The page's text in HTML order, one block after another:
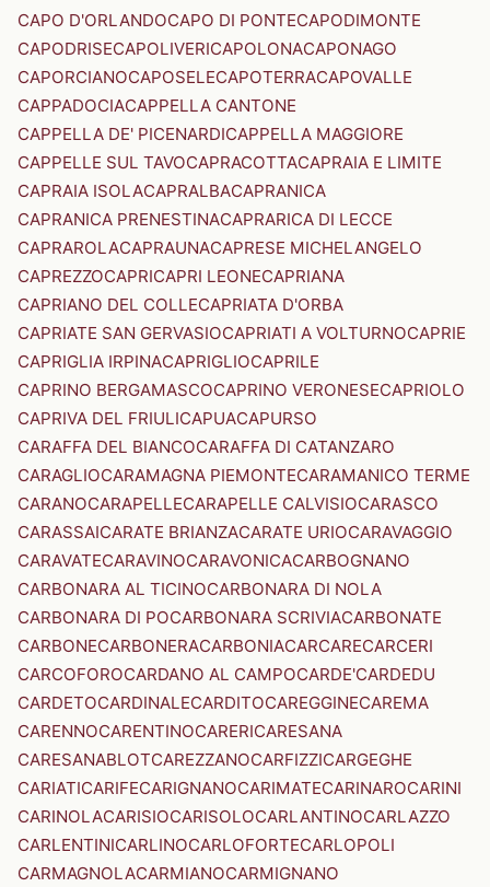
CAPO D'ORLANDOCAPO DI PONTECAPODIMONTE
CAPODRISECAPOLIVERICAPOLONACAPONAGO
CAPORCIANOCAPOSELECAPOTERRACAPOVALLE
CAPPADOCIACAPPELLA CANTONE
CAPPELLA DE' PICENARDICAPPELLA MAGGIORE
CAPPELLE SUL TAVOCAPRACOTTACAPRAIA E LIMITE
CAPRAIA ISOLACAPRALBACAPRANICA
CAPRANICA PRENESTINACAPRARICA DI LECCE
CAPRAROLACAPRAUNACAPRESE MICHELANGELO
CAPREZZOCAPRICAPRI LEONECAPRIANA
CAPRIANO DEL COLLECAPRIATA D'ORBA
CAPRIATE SAN GERVASIOCAPRIATI A VOLTURNOCAPRIE
CAPRIGLIA IRPINACAPRIGLIOCAPRILE
CAPRINO BERGAMASCOCAPRINO VERONESECAPRIOLO
CAPRIVA DEL FRIULICAPUACAPURSO
CARAFFA DEL BIANCOCARAFFA DI CATANZARO
CARAGLIOCARAMAGNA PIEMONTECARAMANICO TERME
CARANOCARAPELLECARAPELLE CALVISIOCARASCO
CARASSAICARATE BRIANZACARATE URIOCARAVAGGIO
CARAVATECARAVINOCARAVONICACARBOGNANO
CARBONARA AL TICINOCARBONARA DI NOLA
CARBONARA DI POCARBONARA SCRIVIACARBONATE
CARBONECARBONERACARBONIACARCARECARCERI
CARCOFOROCARDANO AL CAMPOCARDE'CARDEDU
CARDETOCARDINALECARDITOCAREGGINECAREMA
CARENNOCARENTINOCARERICARESANA
CARESANABLOTCAREZZANOCARFIZZICARGEGHE
CARIATICARIFECARIGNANOCARIMATECARINAROCARINI
CARINOLACARISIOCARISOLOCARLANTINOCARLAZZO
CARLENTINICARLINOCARLOFORTECARLOPOLI
CARMAGNOLACARMIANOCARMIGNANO